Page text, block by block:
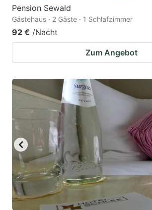
Pension Sewald
Gästehaus · 2 Gäste · 1 Schlafzimmer
92 € /Nacht
Zum Angebot